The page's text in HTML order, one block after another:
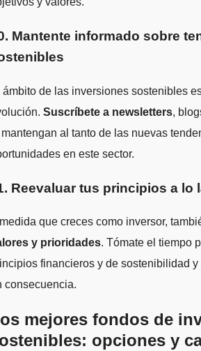
Mantente informado sobre
ámbito de las inversiones sostenibles
Suscríbete a newsletters,
al tanto de las nuevas
en este sector.
Reevaluar tus principios a lo
que creces como inversor,
y prioridades. Tómate el tiempo
financieros y de sostenibilidad
consecuencia.
mejores fondos de
opciones y